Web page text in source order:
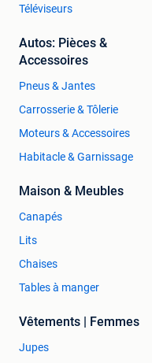
Téléviseurs
Autos: Pièces &
Accessoires
Pneus & Jantes
Carrosserie & Tôlerie
Moteurs & Accessoires
Habitacle & Garnissage
Maison & Meubles
Canapés
Lits
Chaises
Tables à manger
Vêtements | Femmes
Jupes